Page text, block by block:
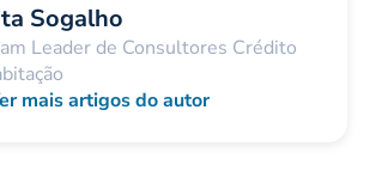
Sogalho
Leader de Consultores Crédito
mais artigos do autor